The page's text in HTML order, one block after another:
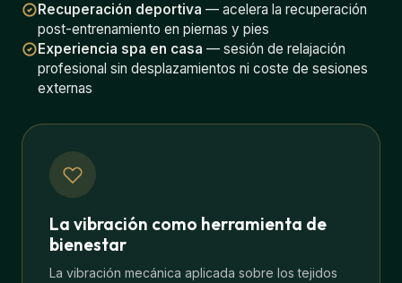
Recuperación deportiva — acelera la recuperación
post-entrenamiento en piernas y pies
Experiencia spa en casa — sesión de relajación
profesional sin desplazamientos ni coste de sesiones
externas
La vibración como herramienta de
bienestar
La vibración mecánica aplicada sobre los tejidos